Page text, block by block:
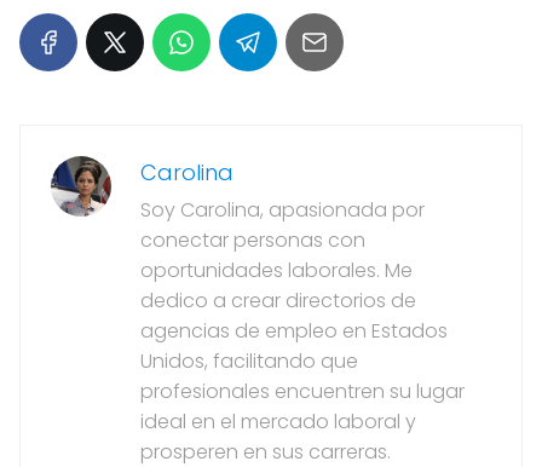
Carolina
Soy Carolina, apasionada por
conectar personas con
oportunidades laborales. Me
dedico a crear directorios de
agencias de empleo en Estados
Unidos, facilitando que
profesionales encuentren su lugar
ideal en el mercado laboral y
prosperen en sus carreras.